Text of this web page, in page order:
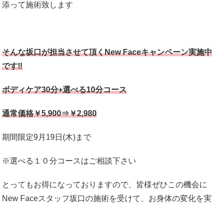
添って施術致します
そんな坂口が担当させて頂くNew Faceキャンペーン実施中
です‼
ボディケア30分+選べる10分コース
通常価格￥5,900⇒￥2,980
期間限定9月19日(木)まで
※選べる１０分コースはご相談下さい
とってもお得になっておりますので、皆様ぜひこの機会に
New Faceスタッフ坂口の施術を受けて、お身体の変化を実